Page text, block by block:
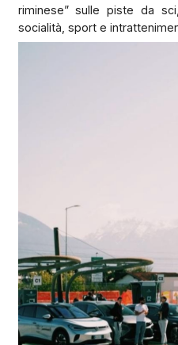
riminese” sulle piste da
socialità, sport e